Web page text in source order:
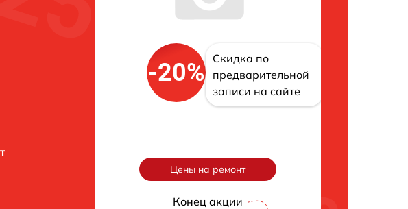
-20%
Скидка по
предварительной
записи на сайте
Цены на ремонт
Конец акции